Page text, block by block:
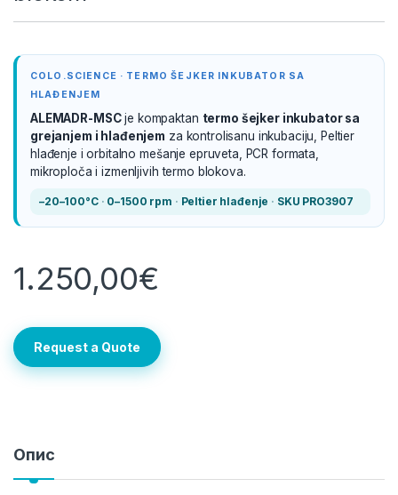
COLO.SCIENCE · TERMO ŠEJKER INKUBATOR SA
HLAĐENJEM
ALEMADR-MSCje kompaktan termo šejker inkubator sa
grejanjem i hlađenjem za kontrolisanu inkubaciju, Peltier
hlađenje i orbitalno mešanje epruveta, PCR formata,
mikroploča i izmenljivih termo blokova.
–20–100°C · 0–1500 rpm · Peltier hlađenje · SKU PRO3907
1.250,00€
Request a Quote
Опис